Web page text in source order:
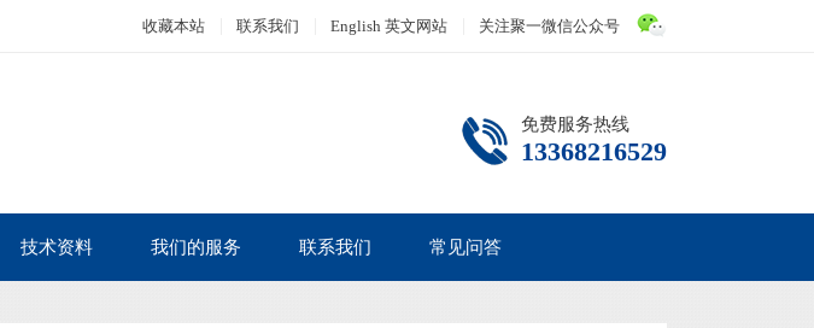
收藏本站 联系我们 English 英文网站 关注聚一微信公众号
免费服务热线
13368216529
技术资料 我们的服务 联系我们 常见问答